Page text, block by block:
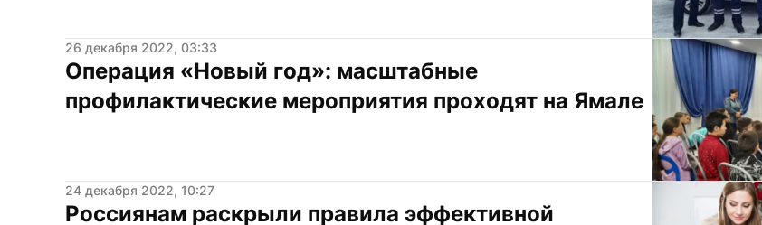
26 декабря 2022, 03:33
Операция «Новый год»: масштабные
профилактические мероприятия проходят на Ямале
24 декабря 2022, 10:27
Россиянам раскрыли правила эффективной